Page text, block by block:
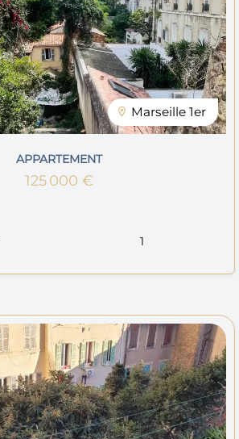
Marseille 1er
APPARTEMENT
125 000 €
1